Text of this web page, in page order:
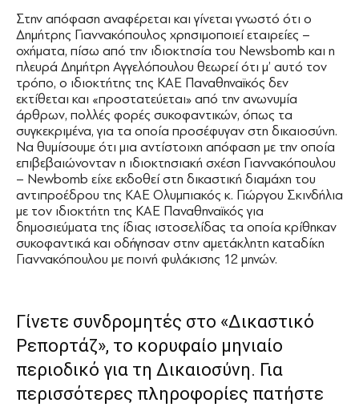
Στην απόφαση αναφέρεται και γίνεται γνωστό ότι ο
Δημήτρης Γιαννακόπουλος χρησιμοποιεί εταιρείες –
οχήματα, πίσω από την ιδιοκτησία του Νewsbomb και η
πλευρά Δημήτρη Αγγελόπουλου θεωρεί ότι μ’ αυτό τον
τρόπο, ο ιδιοκτήτης της ΚΑΕ Παναθηναϊκός δεν
εκτίθεται και «προστατεύεται» από την ανωνυμία
άρθρων, πολλές φορές συκοφαντικών, όπως τα
συγκεκριμένα, για τα οποία προσέφυγαν στη δικαιοσύνη.
Να θυμίσουμε ότι μια αντίστοιχη απόφαση με την οποία
επιβεβαιώνονταν η ιδιοκτησιακή σχέση Γιαννακόπουλου
– Newbomb είχε εκδοθεί στη δικαστική διαμάχη του
αντιπροέδρου της ΚΑΕ Ολυμπιακός κ. Γιώργου Σκινδήλια
με τον ιδιοκτήτη της ΚΑΕ Παναθηναϊκός για
δημοσιεύματα της ίδιας ιστοσελίδας τα οποία κρίθηκαν
συκοφαντικά και οδήγησαν στην αμετάκλητη καταδίκη
Γιαννακόπουλου με ποινή φυλάκισης 12 μηνών.
Γίνετε συνδρομητές στο «Δικαστικό
Ρεπορτάζ», το κορυφαίο μηνιαίο
περιοδικό για τη Δικαιοσύνη. Για
περισσότερες πληροφορίες πατήστε